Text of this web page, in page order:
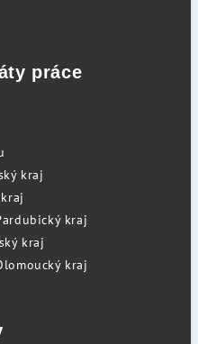
práce
kraj
kraj
kraj
kraj